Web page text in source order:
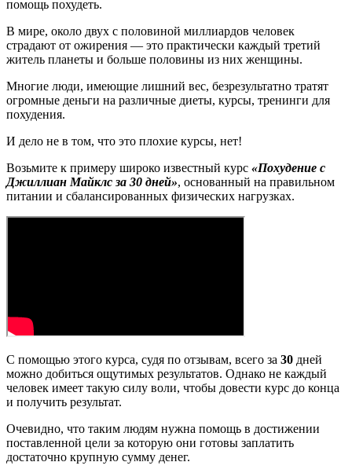
помощь похудеть.
В мире, около двух с половиной миллиардов человек
страдают от ожирения — это практически каждый третий
житель планеты и больше половины из них женщины.
Многие люди, имеющие лишний вес, безрезультатно тратят
огромные деньги на различные диеты, курсы, тренинги для
похудения.
И дело не в том, что это плохие курсы, нет!
Возьмите к примеру широко известный курс «Похудение с
Джиллиан Майклс за 30 дней», основанный на правильном
питании и сбалансированных физических нагрузках.
С помощью этого курса, судя по отзывам, всего за 30 дней
можно добиться ощутимых результатов. Однако не каждый
человек имеет такую силу воли, чтобы довести курс до конца
и получить результат.
Очевидно, что таким людям нужна помощь в достижении
поставленной цели за которую они готовы заплатить
достаточно крупную сумму денег.